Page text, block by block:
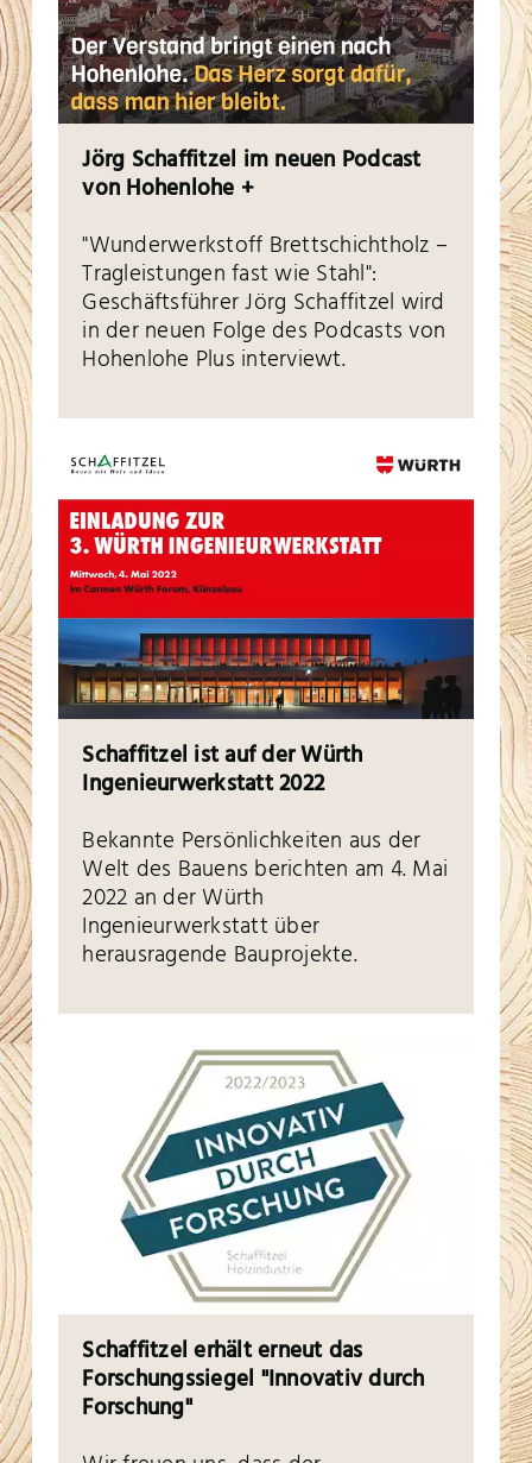
Jörg Schaffitzel im neuen Podcast
von Hohenlohe +
"Wunderwerkstoff Brettschichtholz –
Tragleistungen fast wie Stahl":
Geschäftsführer Jörg Schaffitzel wird
in der neuen Folge des Podcasts von
Hohenlohe Plus interviewt.
Schaffitzel ist auf der Würth
Ingenieurwerkstatt 2022
Bekannte Persönlichkeiten aus der
Welt des Bauens berichten am 4. Mai
2022 an der Würth
Ingenieurwerkstatt über
herausragende Bauprojekte.
Schaffitzel erhält erneut das
Forschungssiegel "Innovativ durch
Forschung"